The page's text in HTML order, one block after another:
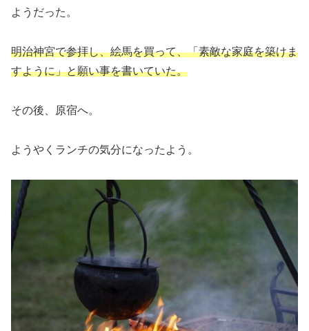
ようだった。
明治神宮で参拝し、絵馬を買って、「素敵な家庭を築けま
すように」と願い事を書いていた。
その後、原宿へ。
ようやくランチの気分になったよう。